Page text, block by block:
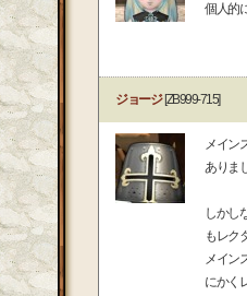
個人的
ジョージ[ZB999-715]
メイン
ありま
しかし
もレク
メイン
にかく